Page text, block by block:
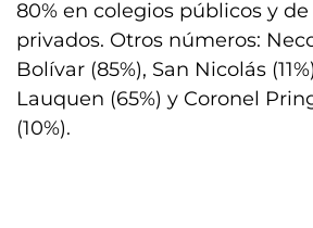
80% en colegios públicos y de
privados. Otros números:
Bolívar (85%), San Nicolás
Lauquen (65%) y Coronel
(10%).